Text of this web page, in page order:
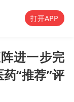
打开APP
进一步完
“推荐”评